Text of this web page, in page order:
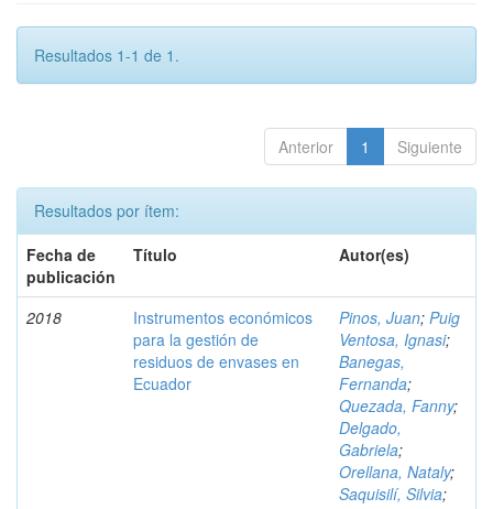
Resultados 1-1 de 1.
Anterior 1 Siguiente
Resultados por ítem:
Fecha de
publicación
Título Autor(es)
2018
Instrumentos económicos
para la gestión de
residuos de envases en
Ecuador
Pinos, Juan; Puig
Ventosa, Ignasi;
Banegas,
Fernanda;
Quezada, Fanny;
Delgado,
Gabriela;
Orellana, Nataly;
Saquisilí, Silvia;